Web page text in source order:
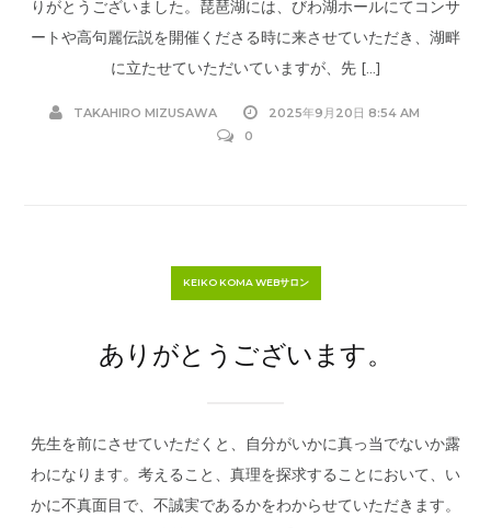
りがとうございました。琵琶湖には、びわ湖ホールにてコンサ
ートや高句麗伝説を開催くださる時に来させていただき、湖畔
に立たせていただいていますが、先 […]
TAKAHIRO MIZUSAWA
2025年9月20日 8:54 AM
0
KEIKO KOMA WEBサロン
ありがとうございます。
先生を前にさせていただくと、自分がいかに真っ当でないか露
わになります。考えること、真理を探求することにおいて、い
かに不真面目で、不誠実であるかをわからせていただきます。